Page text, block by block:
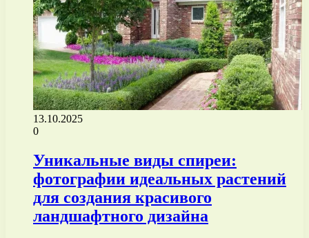
13.10.2025
0
Уникальные виды спиреи:
фотографии идеальных растений
для создания красивого
ландшафтного дизайна